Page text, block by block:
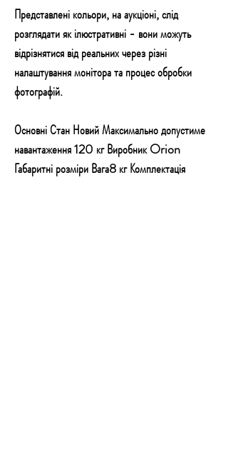
Представлені кольори, на аукціоні, слід
розглядати як ілюстративні - вони можуть
відрізнятися від реальних через різні
налаштування монітора та процес обробки
фотографій.
Основні Стан Новий Максимально допустиме
навантаження 120 кг Виробник Orion
Габаритні розміри Вага8 кг Комплектація